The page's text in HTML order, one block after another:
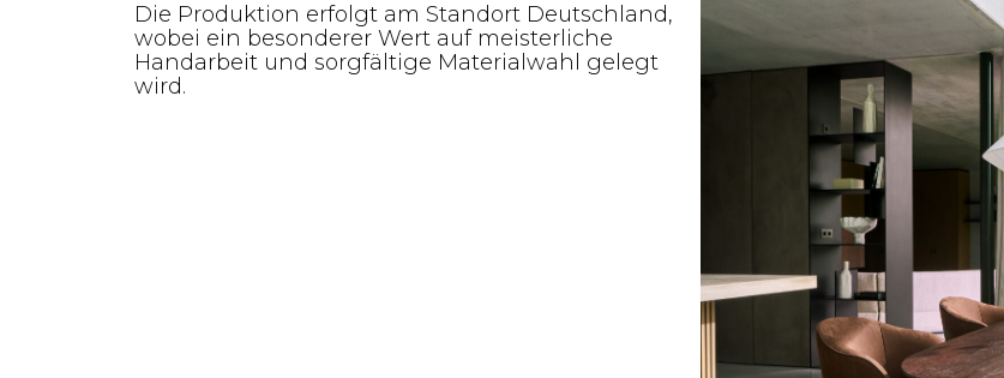
Die Produktion erfolgt am Standort Deutschland,
wobei ein besonderer Wert auf meisterliche
Handarbeit und sorgfältige Materialwahl gelegt
wird.